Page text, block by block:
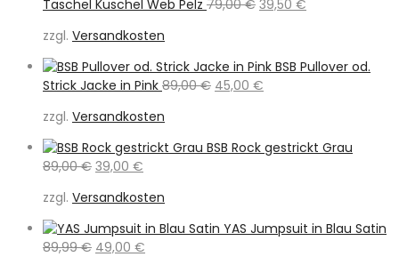
Taschel Kuschel Web Pelz 79,00€
79,00 €
39,50 €
39,50 €.
zzgl. Versandkosten
BSB Pullover od.
Strick Jacke in Pink 89,00€ Ursprünglicher
89,00 €
45,00 €
45,00 €.
zzgl. Versandkosten
BSB Rock gestrickt Grau
89,00€ Ursprünglicher
war:
89,00 €
39,00 €
ist:
39,00 €.
zzgl. Versandkosten
YAS Jumpsuit in Blau Satin
89,99€ Ursprünglicher
49,00 €